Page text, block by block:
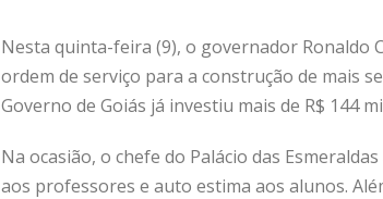
Nesta quinta-feira (9), o governador Ronaldo
ordem de serviço para a construção de mais
Governo de Goiás já investiu mais de R$ 144
Na ocasião, o chefe do Palácio das
aos professores e auto estima aos alunos.